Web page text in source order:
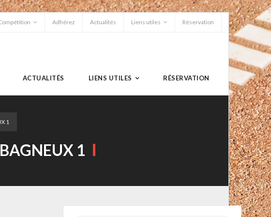
Adhérez Actualités Liens utiles Réservation
ACTUALITÉS LIENS UTILES RÉSERVATION
1
1